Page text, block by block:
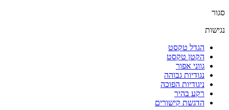
סגור
נגישות
הגדל טקסט
הקטן טקסט
גווני אפור
נגודיות גבוהה
ניגודיות הפוכה
רקע בהיר
הדגשת קישורים